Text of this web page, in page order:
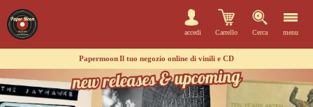
accedi Carrello Cerca menu
PapermoonIl tuo negozio online di vinili e CD